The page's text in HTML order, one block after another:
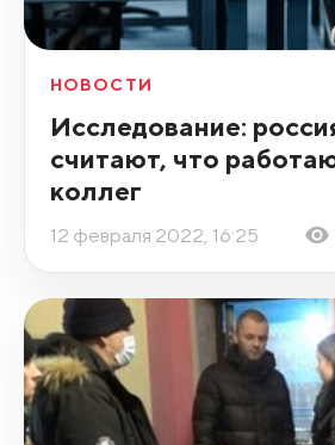
НОВОСТИ
Исследование:
считают, что
коллег
12 февраля 2022, 16:25